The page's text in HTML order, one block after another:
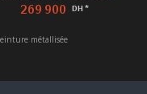
269 900 DH *
métallisée